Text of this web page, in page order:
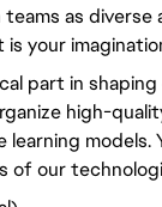
as diverse
your
part in
high-
models.
of our